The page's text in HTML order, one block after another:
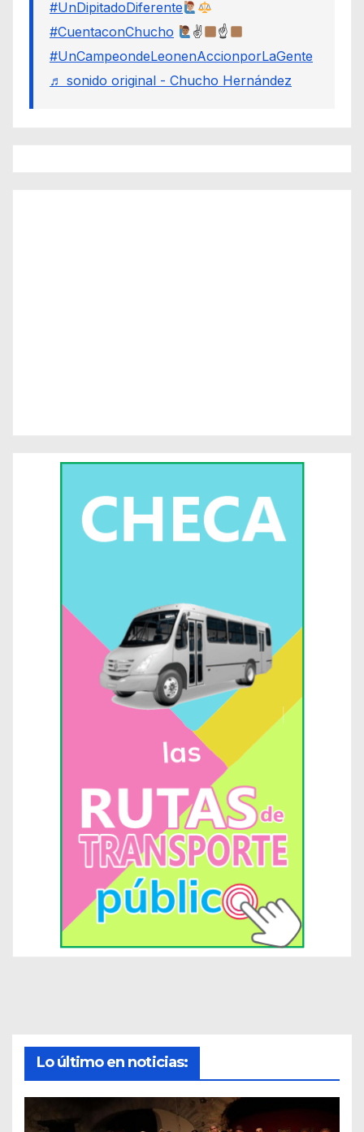
#UnDipitadoDiferente
#CuentaconChucho
✌
☝
#UnCampeondeLeonenAccionporLaGente
♬ sonido original - Chucho Hernández
Lo último en noticias: